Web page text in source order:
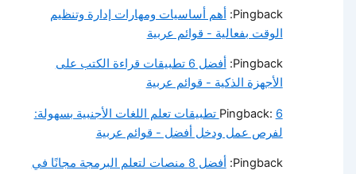
Pingback: أهم أساسيات ومهارات إدارة وتنظيم
الوقت بفعالية - قوائم عربية
Pingback:
أفضل 6 تطبيقات قراءة الكتب على
الأجهزة الذكية - قوائم عربية
Pingback:6 تطبيقات تعلم اللغات الأجنبية بسهولة:
لفرص عمل ودخل أفضل - قوائم عربية
Pingback:
أفضل 8 منصات لتعلم البرمجة مجانًا في